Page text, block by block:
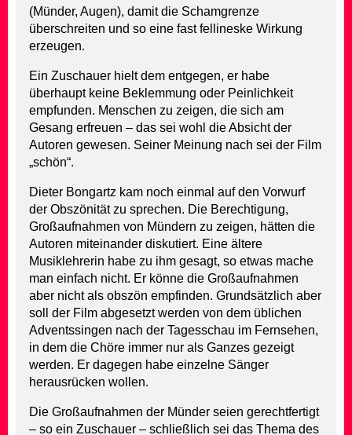
(Münder, Augen), damit die Schamgrenze
überschreiten und so eine fast fellineske Wirkung
erzeugen.
Ein Zuschauer hielt dem entgegen, er habe
überhaupt keine Beklemmung oder Peinlichkeit
empfunden. Menschen zu zeigen, die sich am
Gesang erfreuen – das sei wohl die Absicht der
Autoren gewesen. Seiner Meinung nach sei der Film
„schön“.
Dieter Bongartz kam noch einmal auf den Vorwurf
der Obszönität zu sprechen. Die Berechtigung,
Großaufnahmen von Mündern zu zeigen, hätten die
Autoren miteinander diskutiert. Eine ältere
Musiklehrerin habe zu ihm gesagt, so etwas mache
man einfach nicht. Er könne die Großaufnahmen
aber nicht als obszön empfinden. Grundsätzlich aber
soll der Film abgesetzt werden von dem üblichen
Adventssingen nach der Tagesschau im Fernsehen,
in dem die Chöre immer nur als Ganzes gezeigt
werden. Er dagegen habe einzelne Sänger
herausrücken wollen.
Die Großaufnahmen der Münder seien gerechtfertigt
– so ein Zuschauer – schließlich sei das Thema des